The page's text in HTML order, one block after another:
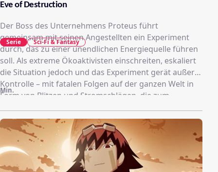
Eve of Destruction
Der Boss des Unternehmens Proteus führt
gemeinsam mit seinen Angestellten ein Experiment
durch, das zu einer unendlichen Energiequelle führen
soll. Als extreme Ökoaktivisten einschreiten, eskaliert
die Situation jedoch und das Experiment gerät außer
Kontrolle – mit fatalen Folgen auf der ganzen Welt in
Form von Blitzen und Stromschlägen, die zum
stammender Elektriker, der vor einem Jahrzehnt nach
einer ähnlichen Katastrophe seine ganze Familie
verloren hat, versucht mit allen Mitteln, das Unheil
abzuwenden und bittet dabei den Wissenschaftler
Dameron um Hilfe. Schaffen die beiden Männer es
Min.
Serie Sci-Fi & Fantasy